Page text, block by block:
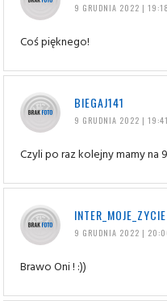
9 GRUDNIA 2022 | 19:18
Coś pięknego!
BIEGAJ141
9 GRUDNIA 2022 | 19:41
Czyli po raz kolejny mamy na
INTER_MOJE_ZYCIE
9 GRUDNIA 2022 |
Brawo Oni ! :))